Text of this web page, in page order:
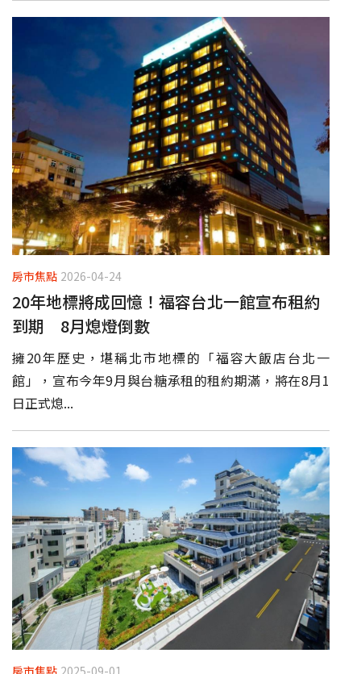
房市焦點 2026-04-24
20年地標將成回憶！福容台北一館宣布租約
到期 8月熄燈倒數
擁20年歷史，堪稱北市地標的「福容大飯店台北一
館」，宣布今年9月與台糖承租的租約期滿，將在8月1
日正式熄...